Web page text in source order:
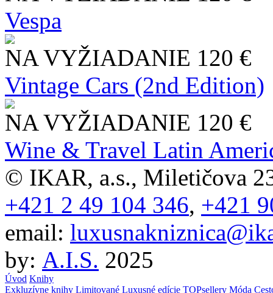
Vespa
NA VYŽIADANIE 120 €
Vintage Cars (2nd Edition)
NA VYŽIADANIE 120 €
Wine & Travel Latin
© IKAR, a.s., Miletičova
+421 2 49 104 346, +421
email:
by: A.I.S. 2025
Úvod Knihy
Exkluzívne knihy Limitované Luxusné edície TOPsellery Móda